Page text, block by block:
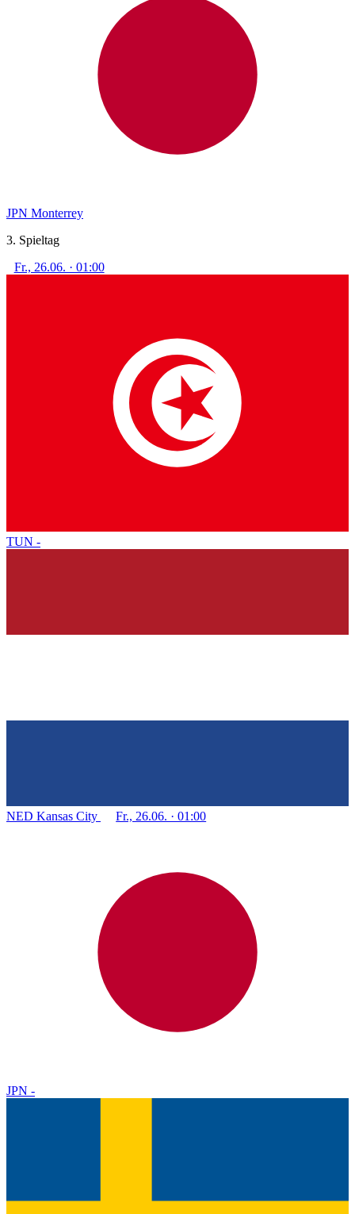
JPN Monterrey
3. Spieltag
Fr., 26.06. · 01:00
TUN -
NED Kansas City Fr., 26.06. · 01:00
JPN -